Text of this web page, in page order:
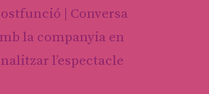
| Conversa
la companyia en
l’espectacle